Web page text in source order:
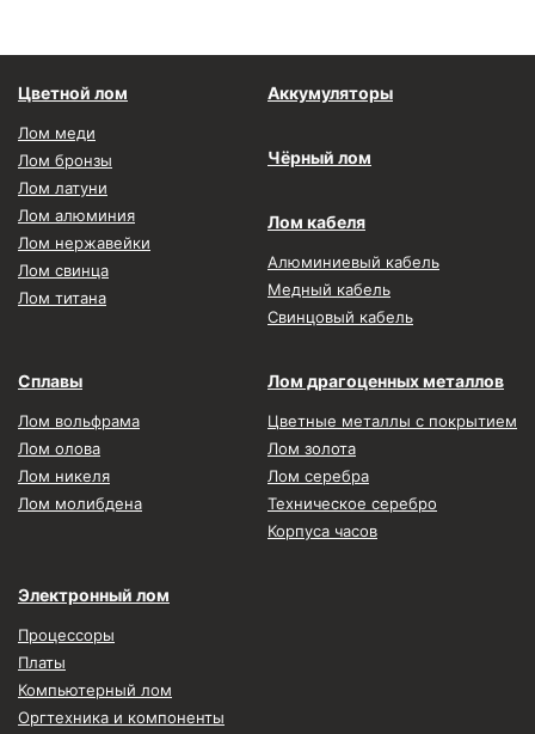
Цветной лом
Лом меди
Лом бронзы
Лом латуни
Лом алюминия
Лом нержавейки
Лом свинца
Лом титана
Аккумуляторы
Чёрный лом
Лом кабеля
Алюминиевый кабель
Медный кабель
Свинцовый кабель
Сплавы
Лом вольфрама
Лом олова
Лом никеля
Лом молибдена
Лом драгоценных металлов
Цветные металлы с покрытием
Лом золота
Лом серебра
Техническое серебро
Корпуса часов
Электронный лом
Процессоры
Платы
Компьютерный лом
Оргтехника и компоненты